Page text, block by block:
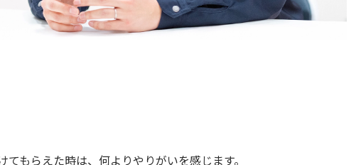
もらえた時は、何よりやりがいを感じます。